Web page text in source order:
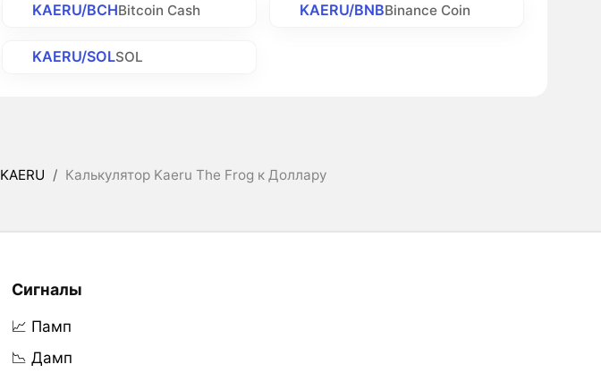
KAERU/BCHBitcoin Cash KAERU/BNBBinance Coin
KAERU/SOLSOL
KAERU / Калькулятор Kaeru The Frog к Доллару
Сигналы
📈 Памп
📉 Дамп